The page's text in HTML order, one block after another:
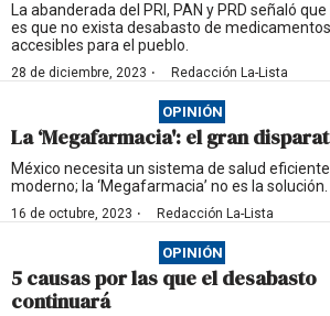
La abanderada del PRI, PAN y PRD señaló
es que no exista desabasto de
accesibles para el pueblo.
28 de diciembre, 2023 · Redacción La-Lista
OPINIÓN
La ‘Megafarmacia': el gran
México necesita un sistema de salud
moderno; la ‘Megafarmacia’ no es la solución.
16 de octubre, 2023 · Redacción La-Lista
OPINIÓN
5 causas por las que el desabasto
continuará